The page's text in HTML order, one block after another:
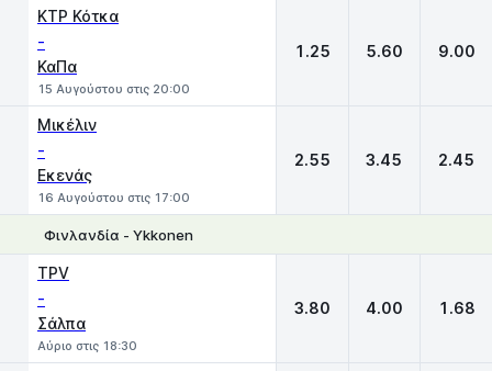
KTP Κότκα
-
ΚαΠα
15 Αυγούστου στις 20:00
1.25 5.60 9.00
Μικέλιν
-
Εκενάς
16 Αυγούστου στις 17:00
2.55 3.45 2.45
Φινλανδία - Ykkonen
TPV
-
Σάλπα
Αύριο στις 18:30
3.80 4.00 1.68